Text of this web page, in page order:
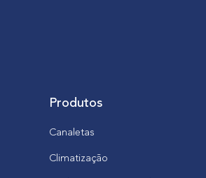
Produtos
Canaletas
Climatização